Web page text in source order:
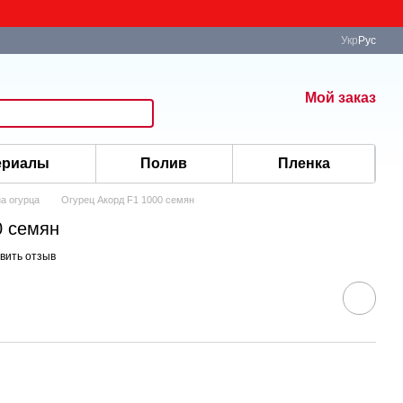
Укр Рус
Мой заказ
Полив Пленка
огурца Огурец Акорд F1 1000 семян
семян
отзыв